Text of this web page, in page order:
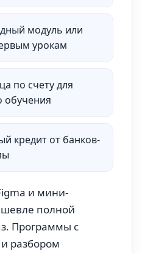
модуль или
урокам
по счету для
обучения
кредит от банков-
и мини-
полной
Программы с
разбором